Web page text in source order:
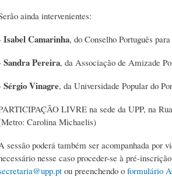
ainda intervenientes:
Isabel Camarinha, do Conselho Português
Sandra Pereira, da Associação de Amizade
Sérgio Vinagre, da Universidade Popular do
LIVRE na sede da UPP, na
Carolina Michaelis)
sessão poderá também ser acompanhada por
nesse caso proceder-se à pré-
ou preenchendo o formulário